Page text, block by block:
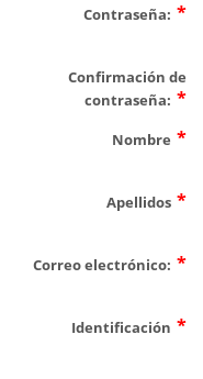
Contraseña:
Confirmación de
contraseña:
Nombre
Apellidos
Correo electrónico:
Identificación